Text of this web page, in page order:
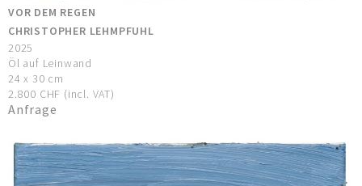
VOR DEM REGEN
CHRISTOPHER LEHMPFUHL
2025
Öl auf Leinwand
24 x 30 cm
2.800 CHF (incl. VAT)
Anfrage